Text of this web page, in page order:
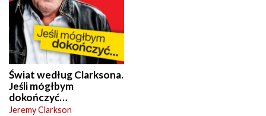
Świat według Clarksona.
Jeśli mógłbym
dokończyć…
Jeremy Clarkson